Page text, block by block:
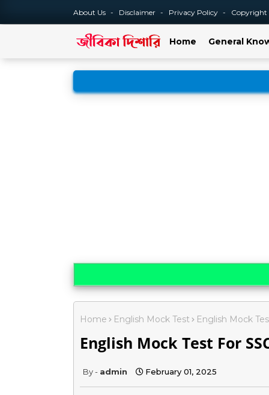
About Us Disclaimer Privacy Policy
Home General
Home English Mock Test English Mock
English Mock Test For
admin February 01, 2025